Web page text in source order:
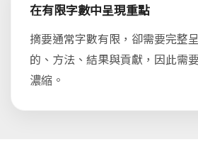
在有限字數中呈現重點
摘要通常字數有限，卻需要完整
的、方法、結果與貢獻，因此需
濃縮。